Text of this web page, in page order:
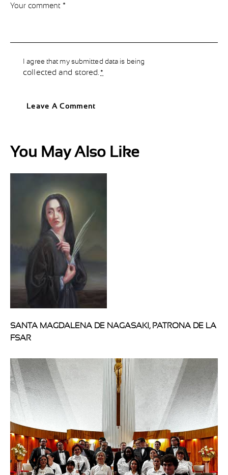
I agree that my submitted data is being
collected and stored .*
You May Also Like
SANTA MAGDALENA DE NAGASAKI, PATRONA DE LA
FSAR